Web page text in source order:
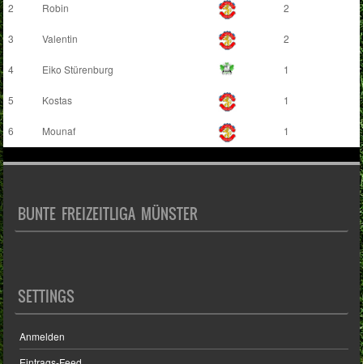
2 Robin 2
3 Valentin 2
4 Eiko Stürenburg 1
5 Kostas 1
6 Mounaf 1
BUNTE FREIZEITLIGA MÜNSTER
SETTINGS
Anmelden